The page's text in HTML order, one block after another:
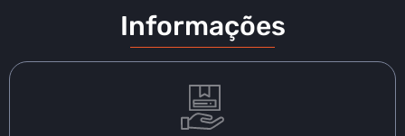
Informações